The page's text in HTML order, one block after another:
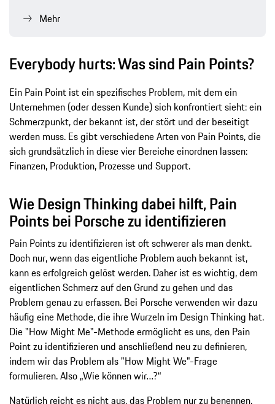
Mehr
Everybody hurts: Was sind Pain Points?
Ein Pain Point ist ein spezifisches Problem, mit dem ein
Unternehmen (oder dessen Kunde) sich konfrontiert sieht: ein
Schmerzpunkt, der bekannt ist, der stört und der beseitigt
werden muss. Es gibt verschiedene Arten von Pain Points, die
sich grundsätzlich in diese vier Bereiche einordnen lassen:
Finanzen, Produktion, Prozesse und Support.
Wie Design Thinking dabei hilft, Pain
Points bei Porsche zu identifizieren
Pain Points zu identifizieren ist oft schwerer als man denkt.
Doch nur, wenn das eigentliche Problem auch bekannt ist,
kann es erfolgreich gelöst werden. Daher ist es wichtig, dem
eigentlichen Schmerz auf den Grund zu gehen und das
Problem genau zu erfassen. Bei Porsche verwenden wir dazu
häufig eine Methode, die ihre Wurzeln im Design Thinking hat.
Die "How Might Me"-Methode ermöglicht es uns, den Pain
Point zu identifizieren und anschließend neu zu definieren,
indem wir das Problem als "How Might We"-Frage
formulieren. Also „Wie können wir…?“
Natürlich reicht es nicht aus, das Problem nur zu benennen.